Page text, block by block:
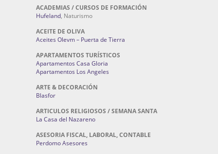
ACADEMIAS / CURSOS DE FORMACIÓN
Hufeland, Naturismo
ACEITE DE OLIVA
Aceites Olevm – Puerta de Tierra
APARTAMENTOS TURÍSTICOS
Apartamentos Casa Gloria
Apartamentos Los Angeles
ARTE & DECORACIÓN
Blasfor
ARTICULOS RELIGIOSOS / SEMANA SANTA
La Casa del Nazareno
ASESORIA FISCAL, LABORAL, CONTABLE
Perdomo Asesores